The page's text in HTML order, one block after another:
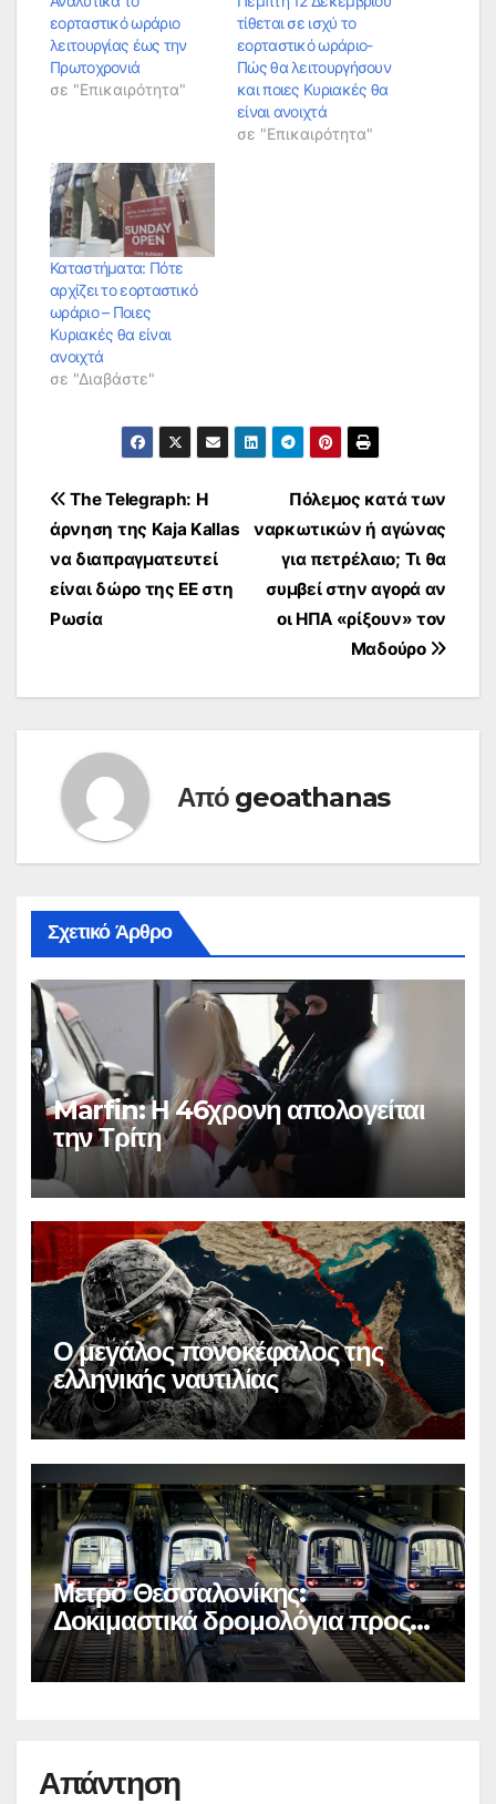
εορταστικό ωράριο
λειτουργίας έως την
Πρωτοχρονιά
σε "Επικαιρότητα"
τίθεται σε ισχύ το
εορταστικό ωράριο-
Πώς θα λειτουργήσουν
και ποιες Κυριακές θα
είναι ανοιχτά
σε "Επικαιρότητα"
Καταστήματα: Πότε
αρχίζει το εορταστικό
ωράριο – Ποιες
Κυριακές θα είναι
ανοιχτά
σε "Διαβάστε"
Πλοήγηση
άρθρων
Πόλεμος κατά των
ναρκωτικών ή αγώνας
για πετρέλαιο; Τι θα
συμβεί στην αγορά αν
οι ΗΠΑ «ρίξουν» τον
Μαδούρο
The Telegraph: Η
άρνηση της Kaja Kallas
να διαπραγματευτεί
είναι δώρο της ΕΕ στη
Ρωσία
Από geoathanas
Σχετικό Άρθρο
Marfin: Η 46χρονη απολογείται
την Τρίτη
Ο μεγάλος πονοκέφαλος της
ελληνικής ναυτιλίας
Μετρό Θεσσαλονίκης:
Δοκιμαστικά δρομολόγια προς
Καλαμαριά
Απάντηση